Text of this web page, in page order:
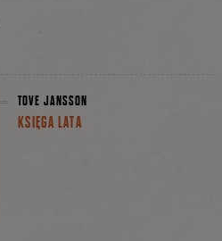
TOVE JANSSON
KSIĘGA LATA